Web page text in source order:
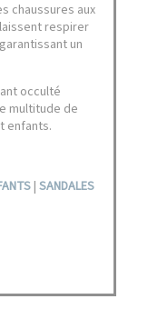
chaussures aux
respirer
un
occulté
multitude de
enfants.
| SANDALES